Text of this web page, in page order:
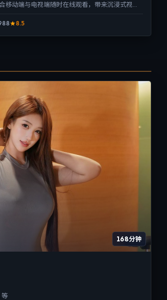
移动端与电视端随时在线观看，带来沉浸式视听
8.5
168分钟
等